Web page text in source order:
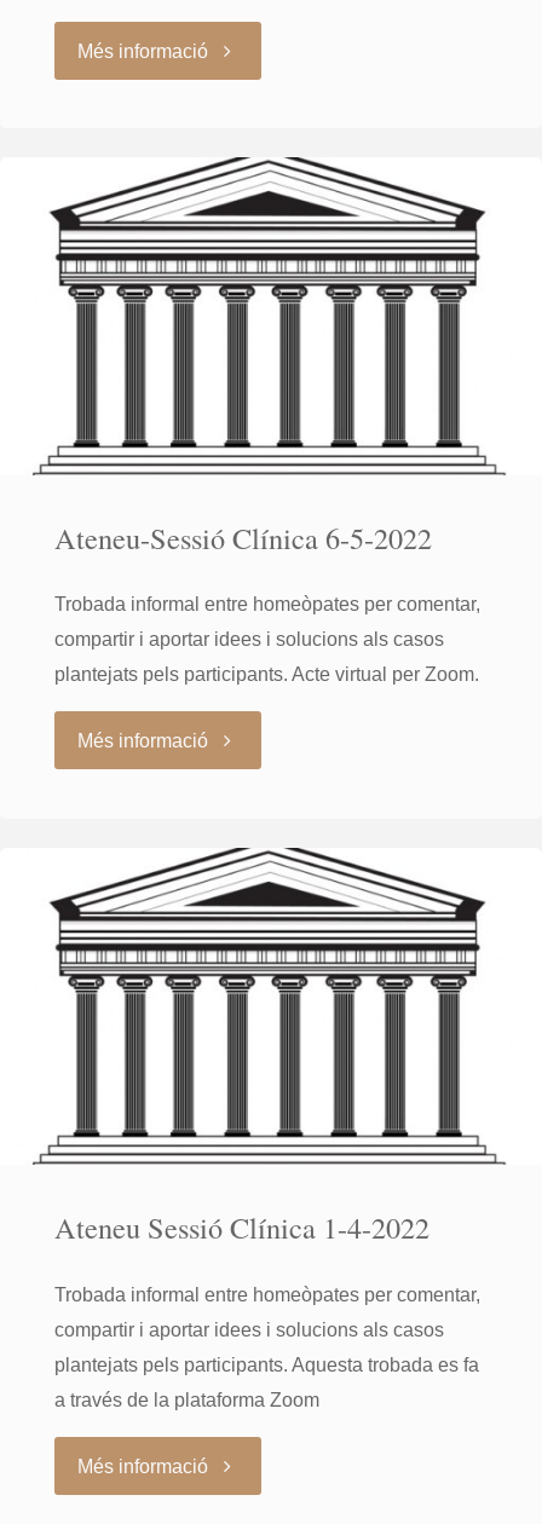
Més informació"Ateneu
Clínica
3-
6-
Ateneu-Sessió Clínica 6-5-2022
Trobada informal entre homeòpates per comentar,
compartir i aportar idees i solucions als casos
plantejats pels participants. Acte virtual per Zoom.
Més informació"Ateneu-
Clínica
6-
5-
Ateneu Sessió Clínica 1-4-2022
Trobada informal entre homeòpates per comentar,
compartir i aportar idees i solucions als casos
plantejats pels participants. Aquesta trobada es fa
a través de la plataforma Zoom
Més informació"Ateneu